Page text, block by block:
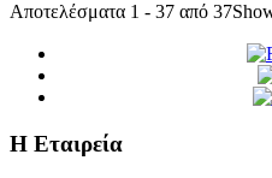
Αποτελέσματα 1 - 37 από 37
Η Εταιρεία